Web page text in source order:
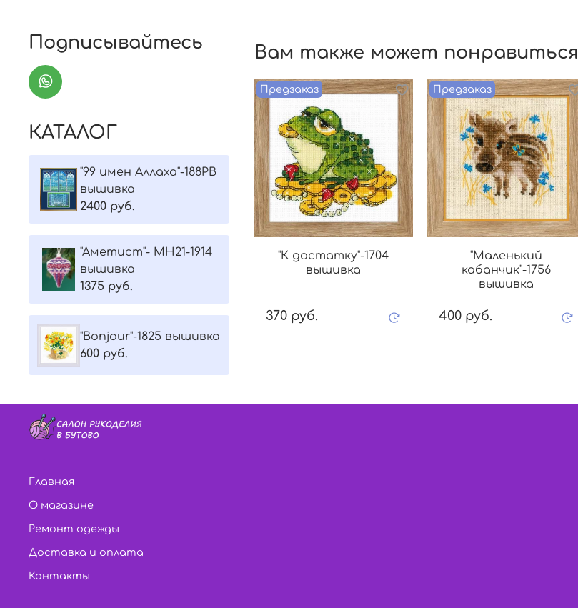
Вам также может понравиться
Предзаказ
"К достатку"-1704
вышивка
370 руб.
Предзаказ
"Маленький
кабанчик"-1756
вышивка
400 руб.
Подписывайтесь
КАТАЛОГ
"99 имен Аллаха"-188РВ
вышивка
2400 руб.
"Aметист"- МH21-1914
вышивка
1375 руб.
"Bonjour"-1825 вышивка
600 руб.
Главная
О магазине
Ремонт одежды
Доставка и оплата
Контакты